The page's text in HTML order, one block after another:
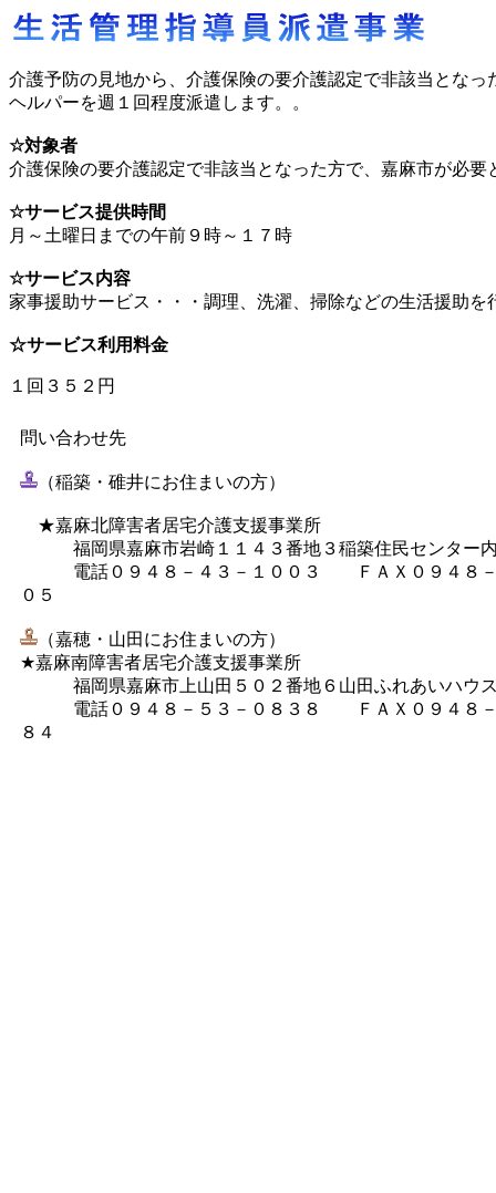
介護予防の見地から、介護保険の要介護認定で非該当とな
ヘルパーを週１回程度派遣します。。
☆対象者
介護保険の要介護認定で非該当となった方で、嘉麻市が必要
☆サービス提供時間
月～土曜日までの午前９時～１７時
☆サービス内容
家事援助サービス・・・調理、洗濯、掃除などの生活援助を
☆サービス利用料金
１回３５２円
問い合わせ先
（稲築・碓井にお住まいの方）
★嘉麻北障害者居宅介護支援事業所
福岡県嘉麻市岩崎１１４３番地３稲築住民センター
電話０９４８－４３－１００３ ＦＡＸ０９４８－
０５
（嘉穂・山田にお住まいの方）
★嘉麻南障害者居宅介護支援事業所
福岡県嘉麻市上山田５０２番地６山田ふれあいハウ
電話０９４８－５３－０８３８ ＦＡＸ０９４８－
８４